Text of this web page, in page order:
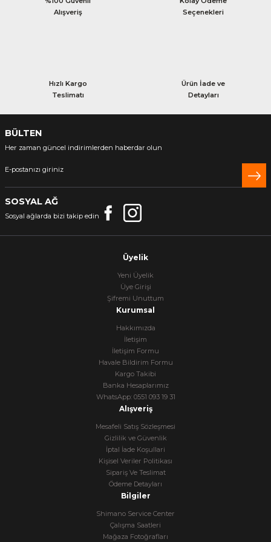
Alışveriş
Seçenekleri
Hızlı Kargo
Teslimatı
Ürün İade ve
Detayları
BÜLTEN
Her zaman güncel indirimlerden haberdar olun
SOSYAL AĞ
Sosyal ağlarda bizi takip edin
Üyelik
Yeni Üyelik
Üye Girişi
Şifremi Unuttum
Kurumsal
Hakkımızda
İletişim
İletişim Formu
Havale Bildirim Formu
Kargo Takibi
Banka Hesaplarımız
WhatsApp: 0551 093 19 31
Alışveriş
Mesafeli Satış Sözleşmesi
Gizlilik ve Güvenlik
İptal İade Koşullari
Kişisel Veriler Politikası
Sipariş Ve Teslimat
Ödeme Detayları
Bilgiler
Shimano Service Center
Çalışma Saatleri
Mağaza Fotoğrafları